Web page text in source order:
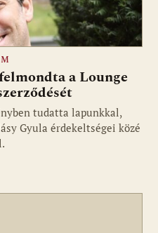
a Lounge
tudatta lapunkkal,
Gyula érdekeltségei közé